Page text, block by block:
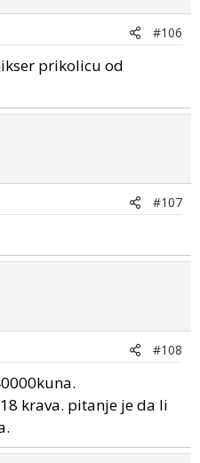
#106
prikolicu od
#107
#108
krava. pitanje je da li